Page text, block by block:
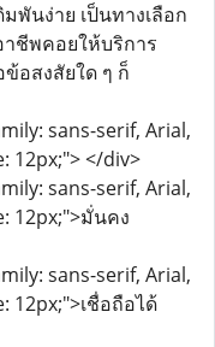
พันง่าย เป็นทางเลือก
ชีพคอยให้บริการ
อสงสัยใด ๆ ก็
sans-serif, Arial,
12px;"> </div>
sans-serif, Arial,
12px;">มั่นคง
sans-serif, Arial,
12px;">เชื่อถือได้